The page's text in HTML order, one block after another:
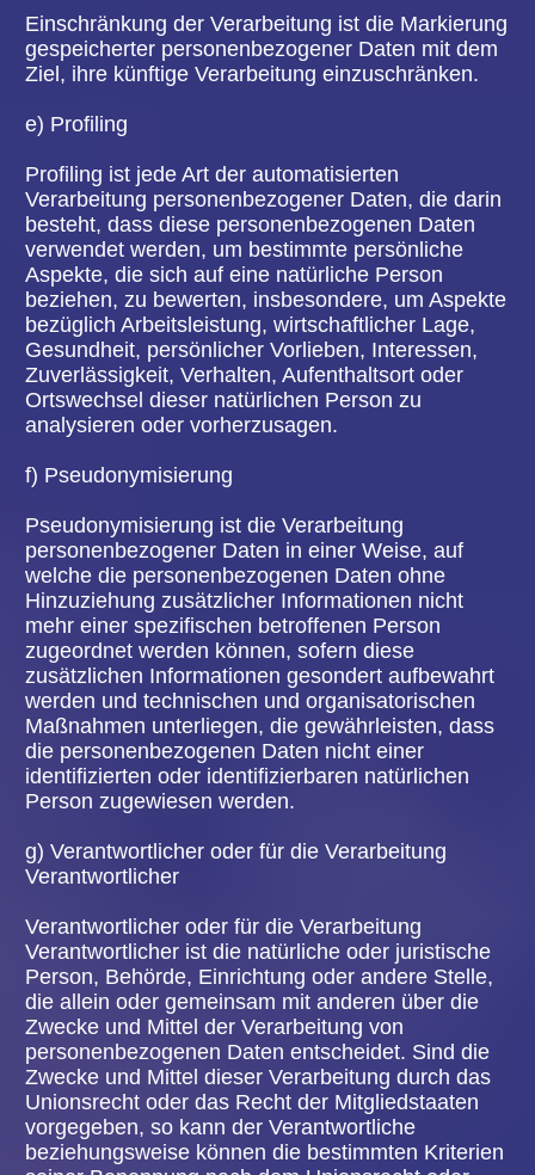
h) Auftragsverarbeiter
Auftragsverarbeiter ist eine natürliche oder
juristische Person, Behörde, Einrichtung oder
Auftrag des Verantwortlichen verarbeitet.
Empfänger ist eine natürliche oder juristische
Person, Behörde, Einrichtung oder andere Stelle,
der personenbezogene Daten offengelegt werden,
unabhängig davon, ob es sich bei ihr um einen
Dritten handelt oder nicht. Behörden, die im
Rahmen eines bestimmten Untersuchungsauftrags
nach dem Unionsrecht oder dem Recht der
Mitgliedstaaten möglicherweise
personenbezogene Daten erhalten, gelten jedoch
nicht als Empfänger.
j) Dritter
Dritter ist eine natürliche oder juristische Person,
Behörde, Einrichtung oder andere Stelle außer der
Auftragsverarbeiter und den Personen, die unter
der unmittelbaren Verantwortung des
befugt sind, die personenbezogenen Daten zu
verarbeiten.
k) Einwilligung
Einwilligung ist jede von der betroffenen Person
freiwillig für den bestimmten Fall in informierter
Weise und unmissverständlich abgegebene
Willensbekundung in Form einer Erklärung oder
einer sonstigen eindeutigen bestätigenden
Handlung, mit der die betroffene Person zu
verstehen gibt, dass sie mit der Verarbeitung der
sie betreffenden personenbezogenen Daten
einverstanden ist.
2. NAME UND ANSCHRIFT DES FÜR DIE
VERARBEITUNG VERANTWORTLICHEN
Verantwortlicher im Sinne der Datenschutz-
Grundverordnung, sonstiger in den Mitgliedstaaten
der Europäischen Union geltenden
mit datenschutzrechtlichem Charakter ist die:
Volksbühne Hanau e.V.
Nürnberger Straße 2
63450 Hanau
Deutschland
Tel.: 06181 - 20144
E-Mail: mitglied@theater-hanau.de
Website: www.theater-hanau.de